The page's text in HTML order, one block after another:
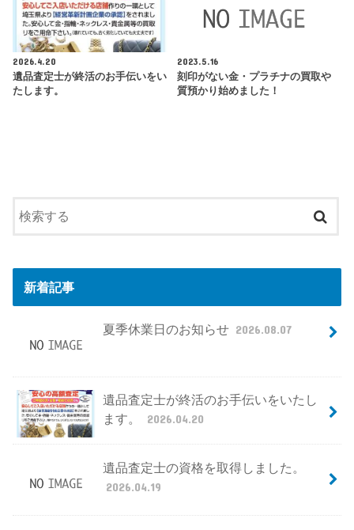
2026.4.20
遺品査定士が終活のお手伝いをい
たします。
2023.5.16
刻印がない金・プラチナの買取や
質預かり始めました！
新着記事
夏季休業日のお知らせ 2026.08.07
遺品査定士が終活のお手伝いをいたし
ます。
2026.04.20
遺品査定士の資格を取得しました。
2026.04.19